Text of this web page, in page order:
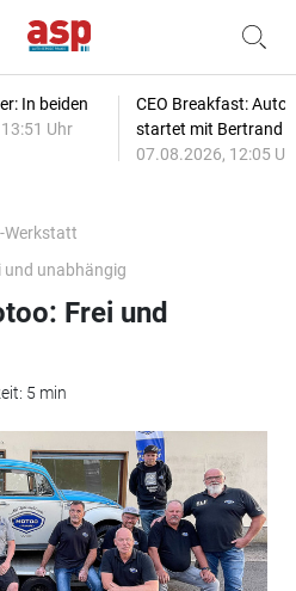
In beiden
Uhr
CEO Breakfast:
startet mit Bertrand
07.08.2026, 12:05
Werkstatt
und unabhängig
Frei und
5 min